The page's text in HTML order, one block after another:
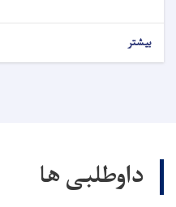
بیشتر
داوطلبی ها